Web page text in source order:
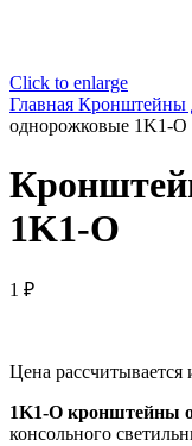
Click to enlarge
Главная Кронштейны
однорожковые 1K1-O
1K1-O
1 ₽
Цена рассчитывается
1K1-O кронштейны
консольного